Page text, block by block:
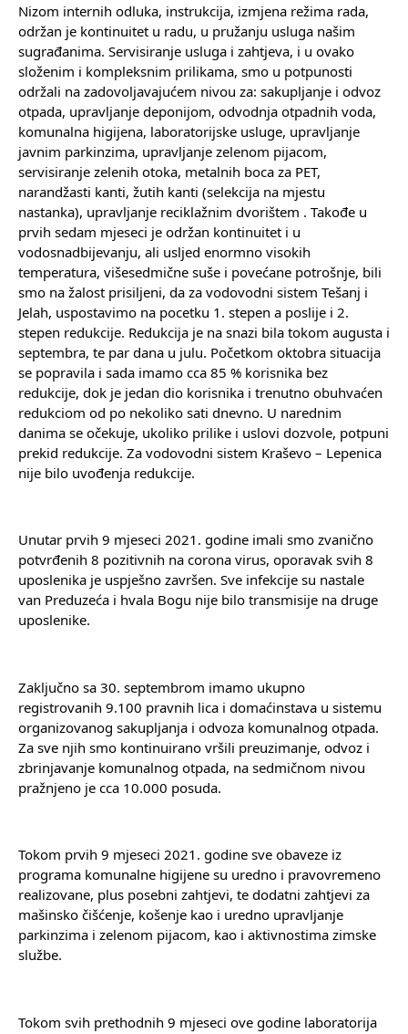
Nizom internih odluka, instrukcija, izmjena režima rada,
održan je kontinuitet u radu, u pružanju usluga našim
sugrađanima. Servisiranje usluga i zahtjeva, i u ovako
složenim i kompleksnim prilikama, smo u potpunosti
održali na zadovoljavajućem nivou za: sakupljanje i odvoz
otpada, upravljanje deponijom, odvodnja otpadnih voda,
komunalna higijena, laboratorijske usluge, upravljanje
javnim parkinzima, upravljanje zelenom pijacom,
servisiranje zelenih otoka, metalnih boca za PET,
narandžasti kanti, žutih kanti (selekcija na mjestu
nastanka), upravljanje reciklažnim dvorištem . Takođe u
prvih sedam mjeseci je održan kontinuitet i u
vodosnadbijevanju, ali usljed enormno visokih
temperatura, višesedmične suše i povećane potrošnje, bili
smo na žalost prisiljeni, da za vodovodni sistem Tešanj i
Jelah, uspostavimo na pocetku 1. stepen a poslije i 2.
stepen redukcije. Redukcija je na snazi bila tokom augusta i
septembra, te par dana u julu. Početkom oktobra situacija
se popravila i sada imamo cca 85 % korisnika bez
redukcije, dok je jedan dio korisnika i trenutno obuhvaćen
redukciom od po nekoliko sati dnevno. U narednim
danima se očekuje, ukoliko prilike i uslovi dozvole, potpuni
prekid redukcije. Za vodovodni sistem Kraševo – Lepenica
nije bilo uvođenja redukcije.
Unutar prvih 9 mjeseci 2021. godine imali smo zvanično
potvrđenih 8 pozitivnih na corona virus, oporavak svih 8
uposlenika je uspješno završen. Sve infekcije su nastale
van Preduzeća i hvala Bogu nije bilo transmisije na druge
uposlenike.
Zaključno sa 30. septembrom imamo ukupno
registrovanih 9.100 pravnih lica i domaćinstava u sistemu
organizovanog sakupljanja i odvoza komunalnog otpada.
Za sve njih smo kontinuirano vršili preuzimanje, odvoz i
zbrinjavanje komunalnog otpada, na sedmičnom nivou
pražnjeno je cca 10.000 posuda.
Tokom prvih 9 mjeseci 2021. godine sve obaveze iz
programa komunalne higijene su uredno i pravovremeno
realizovane, plus posebni zahtjevi, te dodatni zahtjevi za
mašinsko čišćenje, košenje kao i uredno upravljanje
parkinzima i zelenom pijacom, kao i aktivnostima zimske
službe.
Tokom svih prethodnih 9 mjeseci ove godine laboratorija